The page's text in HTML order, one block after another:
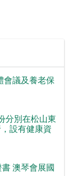
會議及養老保
分別在松山東
設有健康資
澳琴會展國